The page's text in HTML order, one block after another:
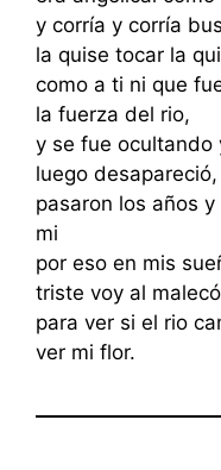
y corría y corría
la quise tocar la
como a ti ni que
la fuerza del rio,
y se fue ocultando
luego desapareció,
pasaron los años
mi
por eso en mis
triste voy al
para ver si el rio
ver mi flor.